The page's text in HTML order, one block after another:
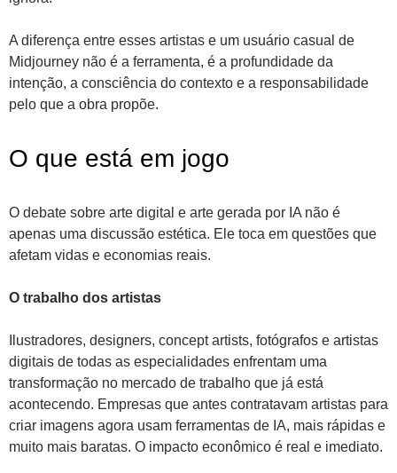
A diferença entre esses artistas e um usuário casual de
Midjourney não é a ferramenta, é a profundidade da
intenção, a consciência do contexto e a responsabilidade
pelo que a obra propõe.
O que está em jogo
O debate sobre arte digital e arte gerada por IA não é
apenas uma discussão estética. Ele toca em questões que
afetam vidas e economias reais.
O trabalho dos artistas
Ilustradores, designers, concept artists, fotógrafos e artistas
digitais de todas as especialidades enfrentam uma
transformação no mercado de trabalho que já está
acontecendo. Empresas que antes contratavam artistas para
criar imagens agora usam ferramentas de IA, mais rápidas e
muito mais baratas. O impacto econômico é real e imediato.